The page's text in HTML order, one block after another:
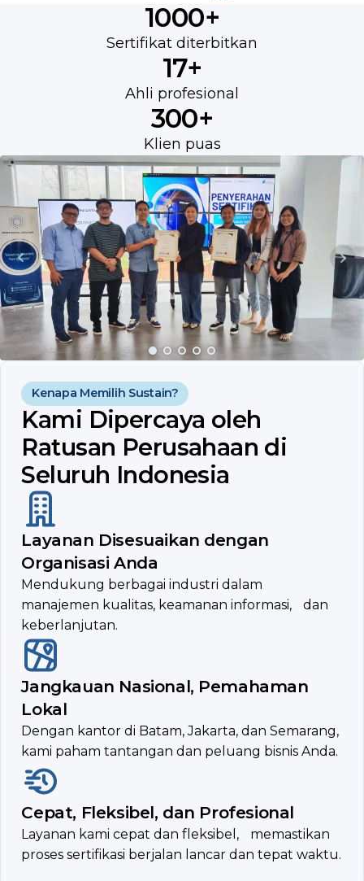
s
i
k
1000+
Sertifikat diterbitkan
17+
Ahli profesional
300+
Klien puas
Kenapa Memilih Sustain?
Kami Dipercaya oleh
Ratusan Perusahaan di
Seluruh Indonesia
Layanan Disesuaikan dengan
Organisasi Anda
Mendukung berbagai industri dalam
manajemen kualitas, keamanan informasi, dan
keberlanjutan.
Jangkauan Nasional, Pemahaman
Lokal
Dengan kantor di Batam, Jakarta, dan Semarang,
kami paham tantangan dan peluang bisnis Anda.
Cepat, Fleksibel, dan Profesional
Layanan kami cepat dan fleksibel, memastikan
proses sertifikasi berjalan lancar dan tepat waktu.